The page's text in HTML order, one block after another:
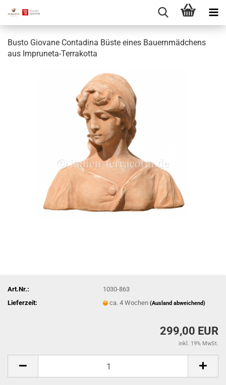
Busto Giovane Contadina Büste eines Bauernmädchens
aus Impruneta-Terrakotta
Art.Nr.:
1030-863
Lieferzeit:
ca. 4 Wochen(Ausland abweichend)
299,00 EUR
inkl. 19% MwSt.